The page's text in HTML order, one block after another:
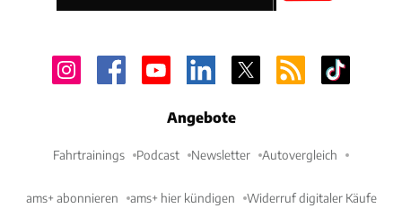
Angebote
Fahrtrainings Podcast Newsletter Autovergleich
ams+ abonnieren ams+ hier kündigen Widerruf digitaler Käufe